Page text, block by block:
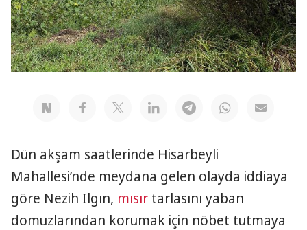
Dün akşam saatlerinde Hisarbeyli
Mahallesi’nde meydana gelen olayda iddiaya
göre Nezih Ilgın, mısır tarlasını yaban
domuzlarından korumak için nöbet tutmaya